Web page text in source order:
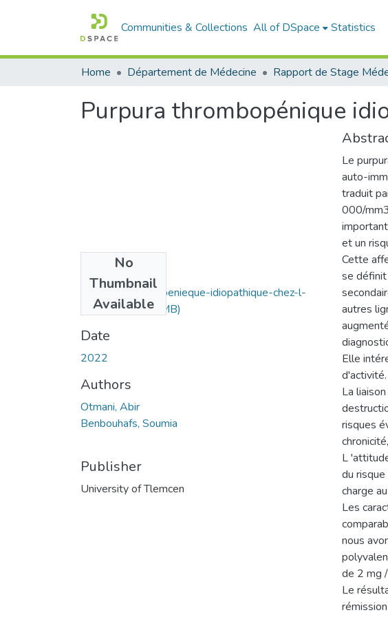
Communities & Collections All of DSpace Statistics
Home Département de Médecine Rapport de Stage
Purpura thrombopénique
No
Thumbnail
Available
purpura-thrombopenieque-idiopathique-chez-l-
enfant.pdf(2.47 MB)
Date
2022
Authors
Otmani, Abir
Benbouhafs, Soumia
Publisher
University of Tlemcen
Le
auto-
traduit
000/
et un
Cette
se
autres
Elle
La
risques
L
du
charge
Les
nous
de 2 mg
Le